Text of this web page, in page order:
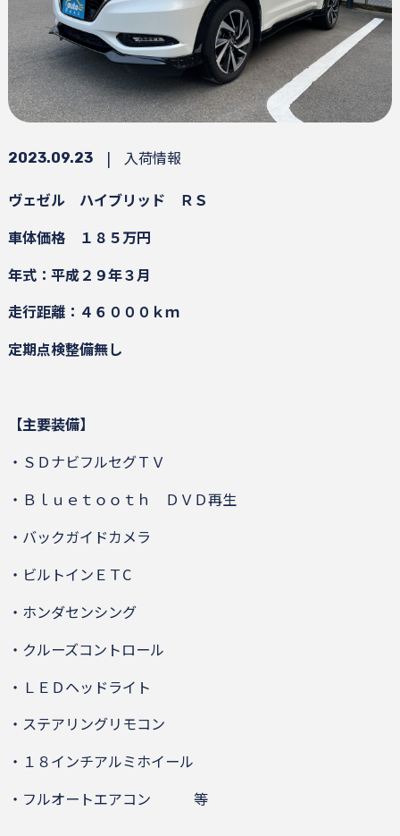
2023.09.23 |
入荷情報
ヴェゼル ハイブリッド ＲＳ
車体価格 １８５万円
年式：平成２９年３月
走行距離：４６０００ｋｍ
定期点検整備無し
【主要装備】
・ＳＤナビフルセグＴＶ
・Ｂｌｕｅｔｏｏｔｈ ＤＶＤ再生
・バックガイドカメラ
・ビルトインＥＴC
・ホンダセンシング
・クルーズコントロール
・ＬＥＤヘッドライト
・ステアリングリモコン
・１８インチアルミホイール
・フルオートエアコン 等